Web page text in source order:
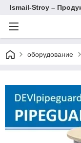
Ismail-Stroy –
оборудование